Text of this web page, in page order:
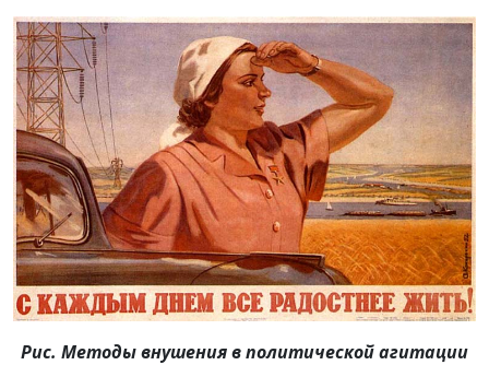
Рис. Методы внушения в политической агитации